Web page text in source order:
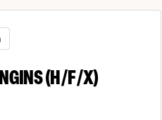
(H/F/X)